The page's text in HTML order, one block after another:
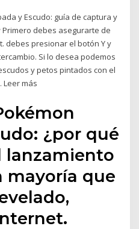
y Escudo: guía de captura y
debes asegurarte de
debes presionar el botón Y y
Si lo desea podemos
y petos pintados con el
Leer más
¿por qué
lanzamiento
mayoría que